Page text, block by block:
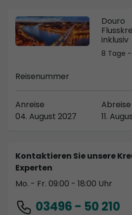
Douro
inklusiv
8 Tage
Reisenummer
Anreise
04. August 2027
Abreise
11.
Kontaktieren Sie unsere
Experten
Mo. - Fr. 09:00 - 18:00 Uhr
03496 - 50 210